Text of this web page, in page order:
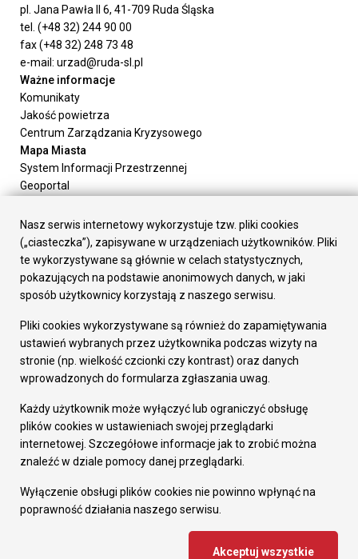
pl. Jana Pawła II 6, 41-709 Ruda Śląska
tel. (+48 32) 244 90 00
fax (+48 32) 248 73 48
e-mail: urzad@ruda-sl.pl
Ważne informacje
Komunikaty
Jakość powietrza
Centrum Zarządzania Kryzysowego
Mapa Miasta
System Informacji Przestrzennej
Geoportal
Załatw sprawę
Prezydent Miasta
Rada Miasta
Wydziały
Elektroniczna Skrzynka Podawcza
Gospodarka
Fundusze europejskie
Środki krajowe
Oferty inwestycyjne
Pozostałe
Deklaracja dostępności
Dane osobowe
Dodaj opinię o witrynie
Nasz serwis internetowy wykorzystuje tzw. pliki cookies
(„ciasteczka”), zapisywane w urządzeniach użytkowników. Pliki
te wykorzystywane są głównie w celach statystycznych,
pokazujących na podstawie anonimowych danych, w jaki
sposób użytkownicy korzystają z naszego serwisu.
Pliki cookies wykorzystywane są również do zapamiętywania
ustawień wybranych przez użytkownika podczas wizyty na
stronie (np. wielkość czcionki czy kontrast) oraz danych
wprowadzonych do formularza zgłaszania uwag.
Każdy użytkownik może wyłączyć lub ograniczyć obsługę
plików cookies w ustawieniach swojej przeglądarki
internetowej. Szczegółowe informacje jak to zrobić można
znaleźć w dziale pomocy danej przeglądarki.
Wyłączenie obsługi plików cookies nie powinno wpłynąć na
poprawność działania naszego serwisu.
Akceptuj wszystkie